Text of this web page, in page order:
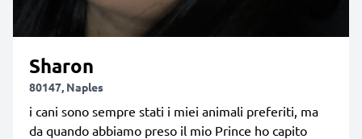
Sharon
80147, Naples
i cani sono sempre stati i miei animali preferiti, ma
da quando abbiamo preso il mio Prince ho capito